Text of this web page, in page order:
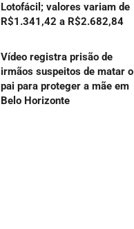
Lotofácil; valores variam de
R$1.341,42 a R$2.682,84
Vídeo registra prisão de
irmãos suspeitos de matar o
pai para proteger a mãe em
Belo Horizonte